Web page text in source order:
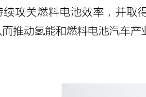
续攻关燃料电池效率，并取
推动氢能和燃料电池汽车产